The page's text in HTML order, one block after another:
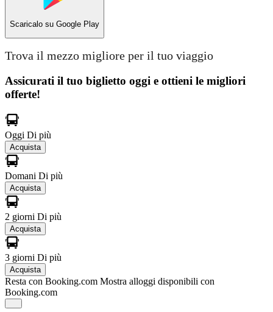
Scaricalo su Google Play
Trova il mezzo migliore per il tuo viaggio
Assicurati il ​​tuo biglietto oggi e ottieni le migliori
offerte!
Oggi Di più
Acquista
Domani Di più
Acquista
2 giorni Di più
Acquista
3 giorni Di più
Acquista
Resta con Booking.com Mostra alloggi disponibili con
Booking.com